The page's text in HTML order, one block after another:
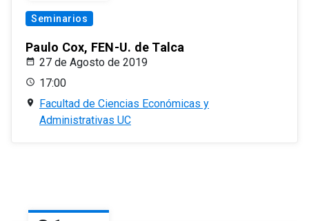
Seminarios
Paulo Cox, FEN-U. de Talca
27 de Agosto de 2019
17:00
Facultad de Ciencias Económicas y
Administrativas UC